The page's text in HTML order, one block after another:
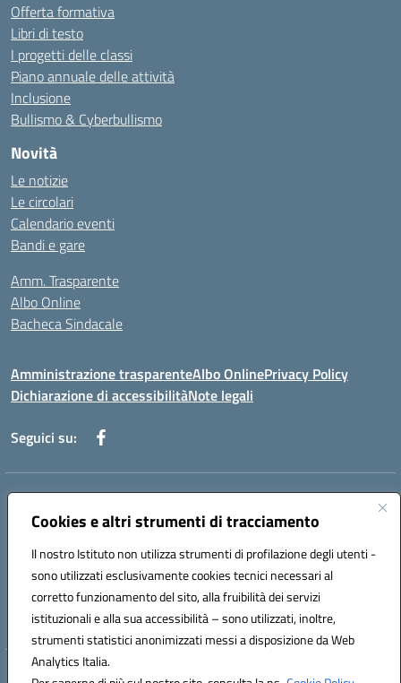
Cookies e altri strumenti di tracciamento
Il nostro Istituto non utilizza strumenti di profilazione degli utenti -
sono utilizzati esclusivamente cookies tecnici necessari al
corretto funzionamento del sito, alla fruibilità dei servizi
istituzionali e alla sua accessibilità – sono utilizzati, inoltre,
strumenti statistici anonimizzati messi a disposizione da Web
Analytics Italia.
Offerta formativa
Libri di testo
I progetti delle classi
Piano annuale delle attività
Inclusione
Bullismo & Cyberbullismo
Novità
Le notizie
Le circolari
Calendario eventi
Bandi e gare
Amm. Trasparente
Albo Online
Bacheca Sindacale
Amministrazione trasparenteAlbo OnlinePrivacy Policy
Dichiarazione di accessibilitàNote legali
Seguici su:
Indirizzo:
Centralino:0881234514 - 0881752614 - 0881719420
Posta elettronica certificata (PEC):fgps010008@pec.istruzione.it
Codice fiscale: 80003140714
Codice meccanografico: FGPS010008
Hosting & Powered by 3D Solution S.r.l.